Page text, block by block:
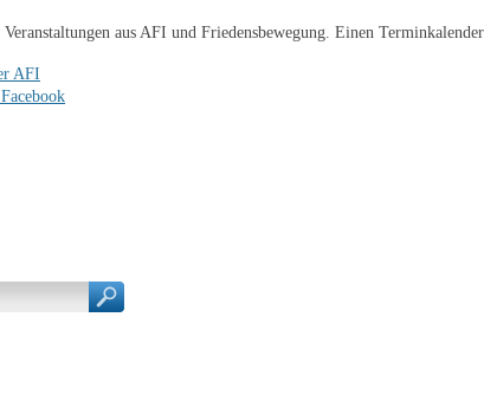
aus AFI und Friedensbewegung. Einen
AFI